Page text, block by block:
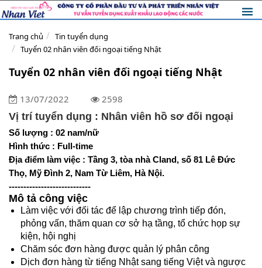
Trang chủ
Tin tuyển dụng
Tuyển 02 nhân viên đối ngoại tiếng Nhật
Tuyển 02 nhân viên đối ngoại tiếng Nhật
13/07/2022
2598
Vị trí tuyển dụng : Nhân viên hồ sơ đối ngoại
Số lượng : 02 nam/nữ
Hình thức : Full-time
Địa điểm làm việc : Tầng 3, tòa nhà Cland, số 81 Lê Đức
Thọ, Mỹ Đình 2, Nam Từ Liêm, Hà Nội.
----------------------------
Mô tả công việc
Làm việc với đối tác để lập chương trình tiếp đón,
phỏng vấn, thăm quan cơ sở hạ tầng, tổ chức họp sự
kiện, hội nghị
Chăm sóc đơn hàng được quản lý phân công
Dịch đơn hàng từ tiếng Nhật sang tiếng Việt và ngược